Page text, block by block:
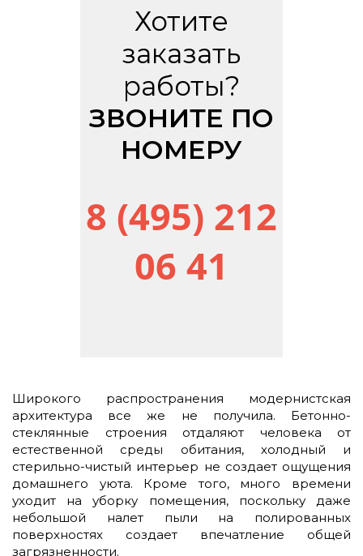
Хотите
заказать
работы?
ЗВОНИТЕ ПО
НОМЕРУ
8 (495) 212
06 41
Широкого распространения модернистская
архитектура все же не получила. Бетонно-
стеклянные строения отдаляют человека от
естественной среды обитания, холодный и
стерильно-чистый интерьер не создает ощущения
домашнего уюта. Кроме того, много времени
уходит на уборку помещения, поскольку даже
небольшой налет пыли на полированных
поверхностях создает впечатление общей
загрязненности.